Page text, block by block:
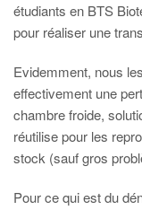
étudiants en BTS
pour réaliser une
Evidemment, nous
effectivement une
chambre froide,
réutilise pour les
stock (sauf gros
Pour ce qui est du